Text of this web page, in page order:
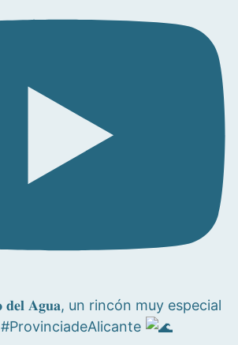
𝐝𝐞𝐥 𝐀𝐠𝐮𝐚, un rincón muy especial